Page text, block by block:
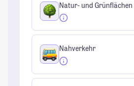
Natur- und Grünflächen
Nahverkehr